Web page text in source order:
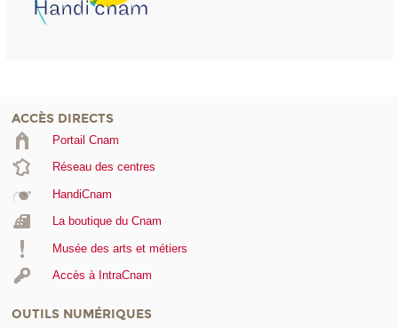
ACCÈS DIRECTS
Portail Cnam
Réseau des centres
HandiCnam
La boutique du Cnam
Musée des arts et métiers
Accès à IntraCnam
OUTILS NUMÉRIQUES